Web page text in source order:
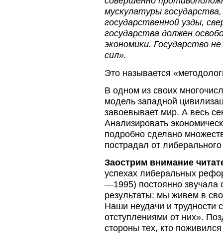
мускулатуры
государственной узды,
государства должен
экономики. Государство
сил».
Это называется
В одном из своих
модель западной
завоевывает мир. А весь
Анализировать
подробно сделано
пострадал от
Заострим внимание
успехах либеральных
—1995) постоянно
результаты: мы живем в
Наши неудачи и трудности
отступлениями от них».
стороны тех, кто